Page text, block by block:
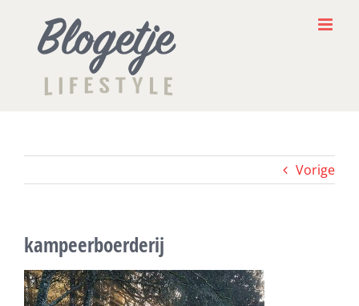
Vorige
kampeerboerderij